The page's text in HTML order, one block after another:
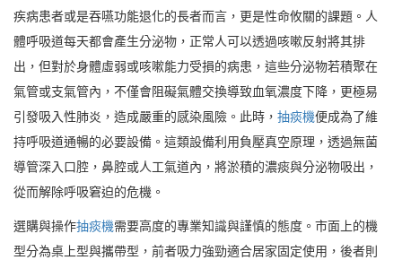
疾病患者或是吞嚥功能退化的長者而言，更是性命攸關的課題。人
體呼吸道每天都會產生分泌物，正常人可以透過咳嗽反射將其排
出，但對於身體虛弱或咳嗽能力受損的病患，這些分泌物若積聚在
氣管或支氣管內，不僅會阻礙氣體交換導致血氧濃度下降，更極易
引發吸入性肺炎，造成嚴重的感染風險。此時， 抽痰機便成為了維
持呼吸道通暢的必要設備。這類設備利用負壓真空原理，透過無菌
導管深入口腔，鼻腔或人工氣道內，將淤積的濃痰與分泌物吸出，
從而解除呼吸窘迫的危機。
選購與操作抽痰機需要高度的專業知識與謹慎的態度。市面上的機
型分為桌上型與攜帶型，前者吸力強勁適合居家固定使用，後者則